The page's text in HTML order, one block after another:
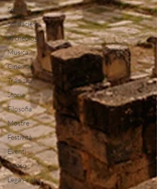
Sport
Solidarietà
Archeologia
Musica
Cinema
Tradizioni
Storia
Filosofia
Mostre
Festività
Eventi
Teatro
Lega Araba